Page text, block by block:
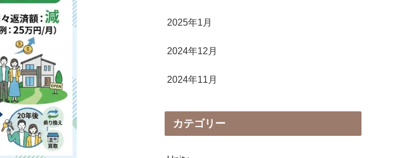
2025年1月
2024年12月
2024年11月
カテゴリー